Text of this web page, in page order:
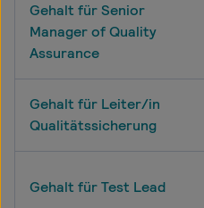
Gehalt für Senior
Manager of Quality
Assurance
Gehalt für Leiter/in
Qualitätssicherung
Gehalt für Test Lead